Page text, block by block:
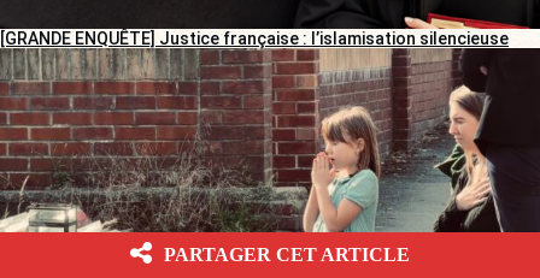
[GRANDE ENQUÊTE] Justice française : l’islamisation silencieuse
PARTAGER CET ARTICLE